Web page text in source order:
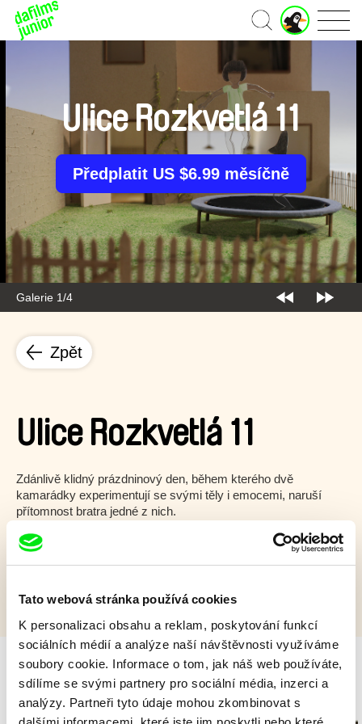
Tato webová stránka používá cookies
K personalizaci obsahu a reklam, poskytování funkcí
sociálních médií a analýze naší návštěvnosti využíváme
soubory cookie. Informace o tom, jak náš web používáte,
sdílíme se svými partnery pro sociální média, inzerci a
analýzy. Partneři tyto údaje mohou zkombinovat s
Domů
J
u
č
Galerie 1/4
Ulice Rozkvetlá 11
Předplatit US $6.99 měsíčně
Zpět
Ulice Rozkvetlá 11
Zdánlivě klidný prázdninový den, během kterého dvě
kamarádky experimentují se svými těly i emocemi, naruší
přítomnost bratra jedné z nich.
Zobrazit více
Milý tati - speciál